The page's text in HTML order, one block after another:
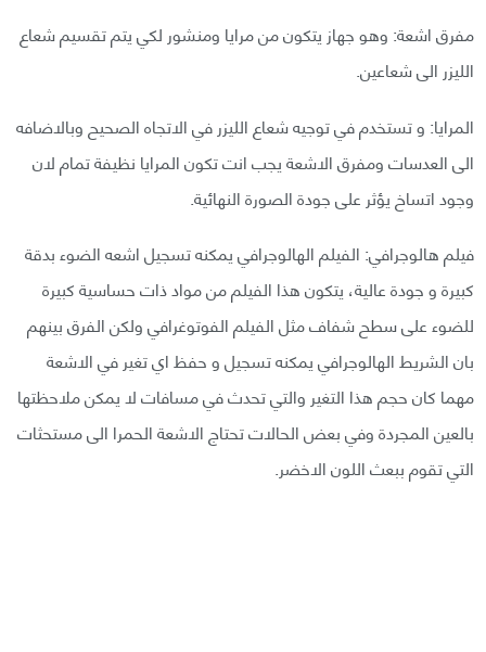
مفرق اشعة: وهو جهاز يتكون من مرايا ومنشور لكي يتم تقسيم شعاع
الليزر الى شعاعين.
المرايا: و تستخدم في توجيه شعاع الليزر في الاتجاه الصحيح وبالاضافه
الى العدسات ومفرق الاشعة يجب انت تكون المرايا نظيفة تمام لان
وجود اتساخ يؤثر على جودة الصورة النهائية.
فيلم هالوجرافي: الفيلم الهالوجرافي يمكنه تسجيل اشعه الضوء بدقة
كبيرة و جودة عالية، يتكون هذا الفيلم من مواد ذات حساسية كبيرة
للضوء على سطح شفاف مثل الفيلم الفوتوغرافي ولكن الفرق بينهم
بان الشريط الهالوجرافي يمكنه تسجيل و حفظ اي تغير في الاشعة
مهما كان حجم هذا التغير والتي تحدث في مسافات لا يمكن ملاحظتها
بالعين المجردة وفي بعض الحالات تحتاج الاشعة الحمرا الى مستحثات
التي تقوم ببعث اللون الاخضر.